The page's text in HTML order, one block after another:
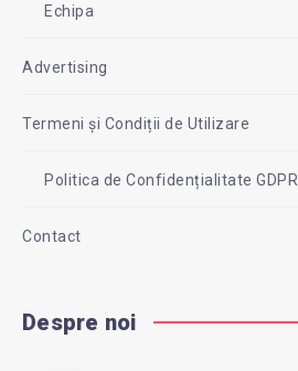
Echipa
Advertising
Termeni și Condiții de Utilizare
Politica de Confidențialitate GDPR
Contact
Despre noi